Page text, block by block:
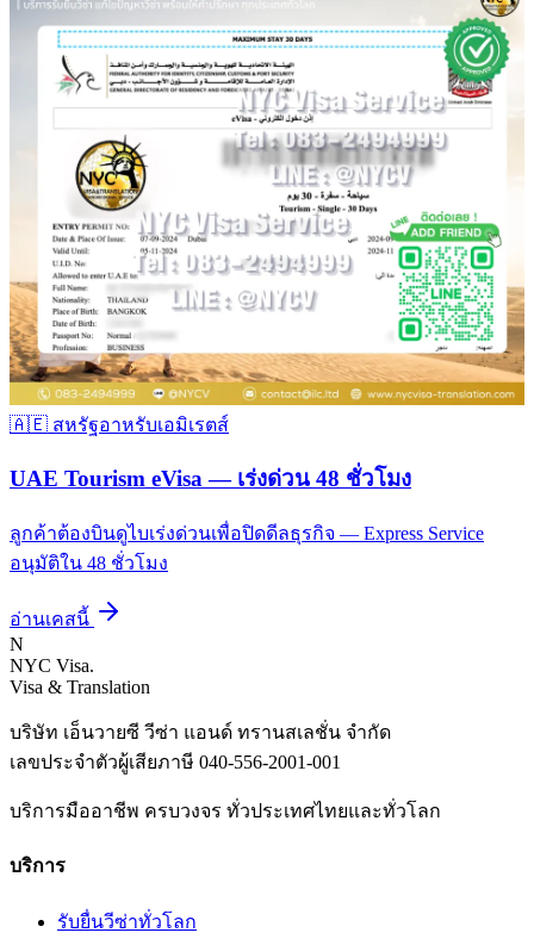
🇦🇪 สหรัฐอาหรับเอมิเรตส์
UAE Tourism eVisa — เร่งด่วน 48 ชั่วโมง
ลูกค้าต้องบินดูไบเร่งด่วนเพื่อปิดดีลธุรกิจ — Express Service
อนุมัติใน 48 ชั่วโมง
อ่านเคสนี้
N
NYC Visa.
Visa & Translation
บริษัท เอ็นวายซี วีซ่า แอนด์ ทรานสเลชั่น จำกัด
เลขประจำตัวผู้เสียภาษี 040-556-2001-001
บริการมืออาชีพ ครบวงจร ทั่วประเทศไทยและทั่วโลก
บริการ
รับยื่นวีซ่าทั่วโลก